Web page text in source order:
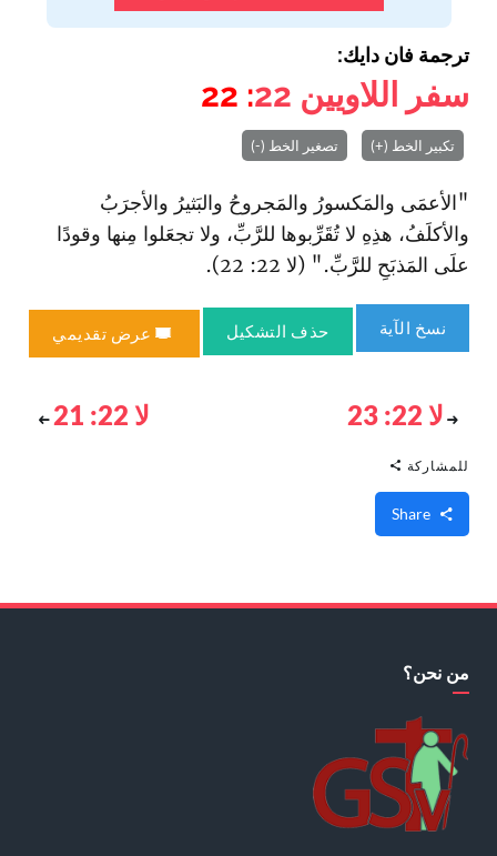
ترجمة فان دايك:
سفر اللاويين 22
: 22
تكبير الخط (+) تصغير الخط (-)
"الأعمَى والمَكسورُ والمَجروحُ والبَثيرُ والأجرَبُ
والأكلَفُ، هذِهِ لا تُقَرِّبوها للرَّبِّ، ولا تجعَلوا مِنها وقودًا
علَى المَذبَحِ للرَّبِّ." (لا 22: 22).
نسخ الآية حذف التشكيل عرض تقديمي
لا 22: 23 لا 22: 21
للمشاركة
من نحن؟